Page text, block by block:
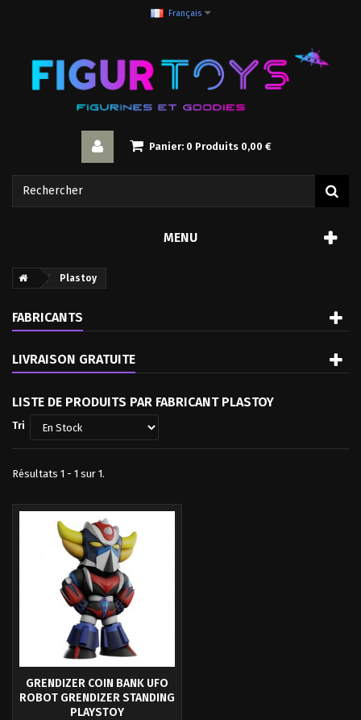
Français
Panier: 0 Produits 0,00 €
MENU
Plastoy
FABRICANTS
LIVRAISON GRATUITE
LISTE DE PRODUITS PAR FABRICANT PLASTOY
Tri
Résultats 1 - 1 sur 1.
GRENDIZER COIN BANK UFO
ROBOT GRENDIZER STANDING
PLAYSTOY